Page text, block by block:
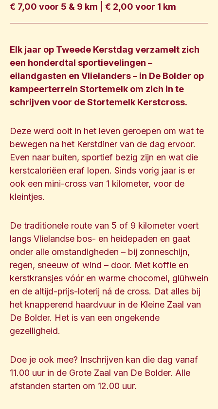
€ 7,00 voor 5 & 9 km | € 2,00 voor 1 km
Elk jaar op Tweede Kerstdag verzamelt zich
een honderdtal sportievelingen –
eilandgasten en Vlielanders – in De Bolder op
kampeerterrein Stortemelk om zich in te
schrijven voor de Stortemelk Kerstcross.
Deze werd ooit in het leven geroepen om wat te
bewegen na het Kerstdiner van de dag ervoor.
Even naar buiten, sportief bezig zijn en wat die
kerstcaloriëen eraf lopen. Sinds vorig jaar is er
ook een mini-cross van 1 kilometer, voor de
kleintjes.
De traditionele route van 5 of 9 kilometer voert
langs Vlielandse bos- en heidepaden en gaat
onder alle omstandigheden – bij zonneschijn,
regen, sneeuw of wind – door. Met koffie en
kerstkransjes vóór en warme chocomel, glühwein
en de altijd-prijs-loterij ná de cross. Dat alles bij
het knapperend haardvuur in de Kleine Zaal van
De Bolder. Het is van een ongekende
gezelligheid.
Doe je ook mee? Inschrijven kan die dag vanaf
11.00 uur in de Grote Zaal van De Bolder. Alle
afstanden starten om 12.00 uur.